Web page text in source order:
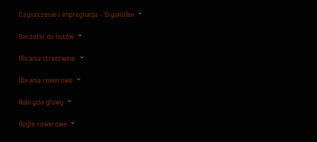
Czyszczenie i impregnacja - OrganoTex
Saszetki do butów
Ubrania streetwear
Ubrania rowerowe
Nakrycia głowy
Gogle rowerowe